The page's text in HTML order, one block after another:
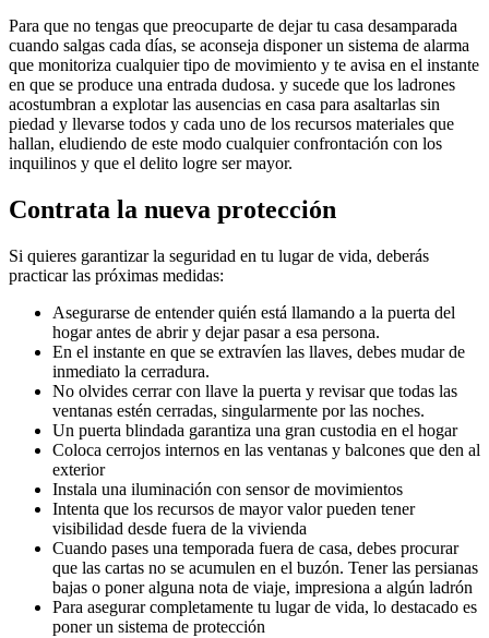
Para que no tengas que preocuparte de dejar tu casa desamparada
cuando salgas cada días, se aconseja disponer un sistema de alarma
que monitoriza cualquier tipo de movimiento y te avisa en el instante
en que se produce una entrada dudosa. y sucede que los ladrones
acostumbran a explotar las ausencias en casa para asaltarlas sin
piedad y llevarse todos y cada uno de los recursos materiales que
hallan, eludiendo de este modo cualquier confrontación con los
inquilinos y que el delito logre ser mayor.
Contrata la nueva protección
Si quieres garantizar la seguridad en tu lugar de vida, deberás
practicar las próximas medidas:
Asegurarse de entender quién está llamando a la puerta del
hogar antes de abrir y dejar pasar a esa persona.
En el instante en que se extravíen las llaves, debes mudar de
inmediato la cerradura.
No olvides cerrar con llave la puerta y revisar que todas las
ventanas estén cerradas, singularmente por las noches.
Un puerta blindada garantiza una gran custodia en el hogar
Coloca cerrojos internos en las ventanas y balcones que den al
exterior
Instala una iluminación con sensor de movimientos
Intenta que los recursos de mayor valor pueden tener
visibilidad desde fuera de la vivienda
Cuando pases una temporada fuera de casa, debes procurar
que las cartas no se acumulen en el buzón. Tener las persianas
bajas o poner alguna nota de viaje, impresiona a algún ladrón
Para asegurar completamente tu lugar de vida, lo destacado es
poner un sistema de protección